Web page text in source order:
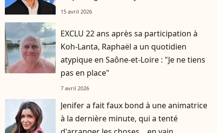
15 avril 2026
EXCLU 22 ans après sa participation à
Koh-Lanta, Raphaël a un quotidien
atypique en Saône-et-Loire : "Je ne tiens
pas en place"
7 avril 2026
Jenifer a fait faux bond à une animatrice
à la dernière minute, qui a tenté